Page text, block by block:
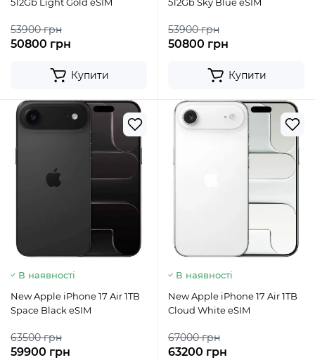
512Gb Light Gold eSIM
53900 грн
50800 грн
Купити
512Gb Sky Blue eSIM
53900 грн
50800 грн
Купити
В наявності
New Apple iPhone 17 Air 1TB
Space Black eSIM
63500 грн
59900 грн
В наявності
New Apple iPhone 17 Air 1TB
Cloud White eSIM
67000 грн
63200 грн